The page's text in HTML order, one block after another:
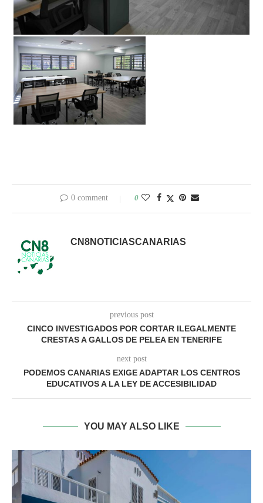
0 comment 0
CN8NOTICIASCANARIAS
previous post
CINCO INVESTIGADOS POR CORTAR ILEGALMENTE
CRESTAS A GALLOS DE PELEA EN TENERIFE
next post
PODEMOS CANARIAS EXIGE ADAPTAR LOS CENTROS
EDUCATIVOS A LA LEY DE ACCESIBILIDAD
YOU MAY ALSO LIKE